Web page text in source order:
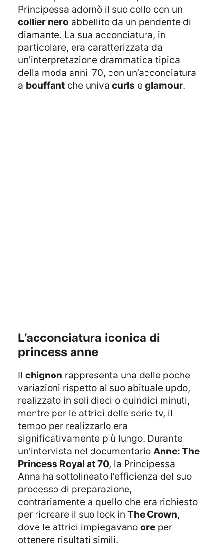
Principessa adornò il suo collo con un
collier nero abbellito da un pendente di
diamante. La sua acconciatura, in
particolare, era caratterizzata da
un’interpretazione drammatica tipica
della moda anni ’70, con un’acconciatura
a bouffant che univacurls eglamour.
l’acconciatura iconica di
princess anne
Ilchignon rappresenta una delle poche
variazioni rispetto al suo abituale updo,
realizzato in soli dieci o quindici minuti,
mentre per le attrici delle serie tv, il
tempo per realizzarlo era
significativamente più lungo. Durante
un’intervista nel documentarioAnne: The
Princess Royal at 70, la Principessa
Anna ha sottolineato l’efficienza del suo
processo di preparazione,
contrariamente a quello che era richiesto
per ricreare il suo look inThe Crown,
dove le attrici impiegavanoore per
ottenere risultati simili.